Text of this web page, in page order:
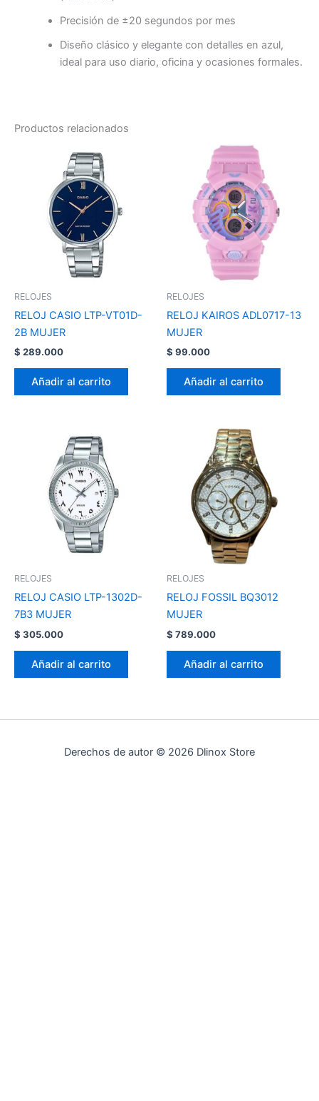
Precisión de ±20 segundos por mes
Diseño clásico y elegante con detalles en azul,
ideal para uso diario, oficina y ocasiones formales.
Productos relacionados
RELOJES
RELOJ CASIO LTP-VT01D-
2B MUJER
$ 289.000
Añadir al carrito
RELOJES
RELOJ KAIROS ADL0717-13
MUJER
$ 99.000
Añadir al carrito
RELOJES
RELOJ CASIO LTP-1302D-
7B3 MUJER
$ 305.000
Añadir al carrito
RELOJES
RELOJ FOSSIL BQ3012
MUJER
$ 789.000
Añadir al carrito
Derechos de autor © 2026 Dlinox Store